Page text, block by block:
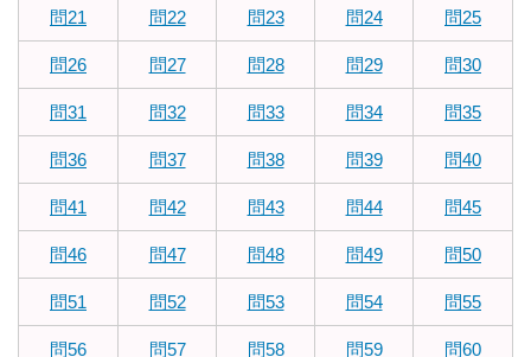
問21 問22 問23 問24 問25
問26 問27 問28 問29 問30
問31 問32 問33 問34 問35
問36 問37 問38 問39 問40
問41 問42 問43 問44 問45
問46 問47 問48 問49 問50
問51 問52 問53 問54 問55
問56 問57 問58 問59 問60